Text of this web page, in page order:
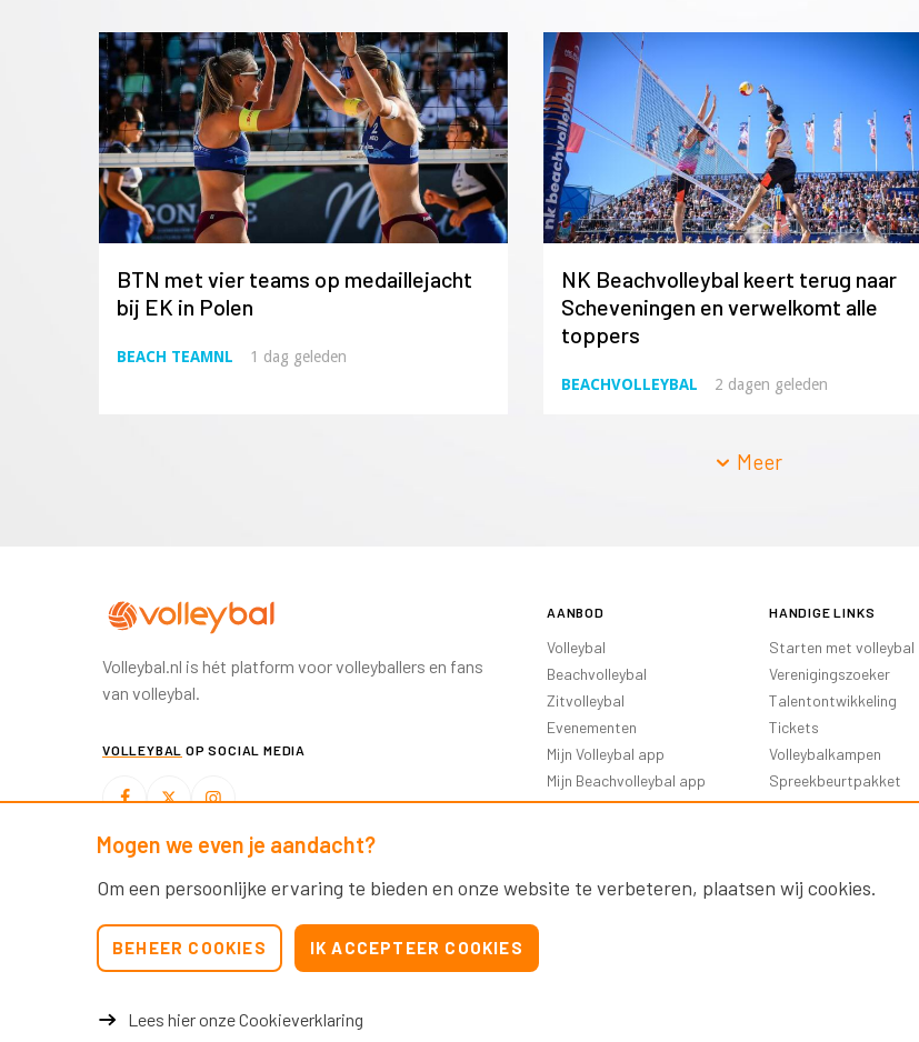
BTN met vier teams op medaillejacht
bij EK in Polen
BEACH TEAMNL 1 dag geleden
NK Beachvolleybal keert terug naar
Scheveningen en verwelkomt alle
toppers
BEACHVOLLEYBAL 2 dagen geleden
Meer
Volleybal.nl is hét platform voor volleyballers en fans
van volleybal.
VOLLEYBAL OP SOCIAL MEDIA
AANBOD
Volleybal
Beachvolleybal
Zitvolleybal
Evenementen
Mijn Volleybal app
Mijn Beachvolleybal app
HANDIGE LINKS
Starten met volleybal
Verenigingszoeker
Talentontwikkeling
Tickets
Volleybalkampen
Spreekbeurtpakket
Oranje Ambassadeurs
Mogen we even je aandacht?
Om een persoonlijke ervaring te bieden en onze website te verbeteren, plaatsen wij cookies.
BEHEER COOKIES IK ACCEPTEER COOKIES
Lees hier onze Cookieverklaring